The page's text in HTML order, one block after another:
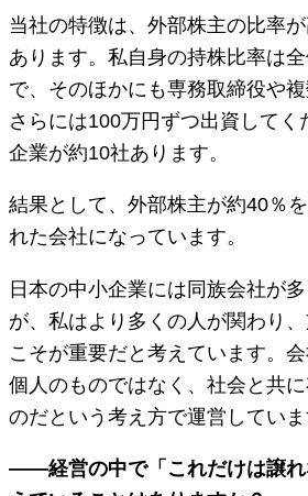
当社の特徴は、外部株主の比率
あります。私自身の持株比率は
で、そのほかにも専務取締役や複
さらには100万円ずつ出資してく
企業が約10社あります。
結果として、外部株主が約40％
れた会社になっています。
日本の中小企業には同族会社が
が、私はより多くの人が関わり
こそが重要だと考えています。
個人のものではなく、社会と共
のだという考え方で運営していま
――経営の中で「これだけは譲れ